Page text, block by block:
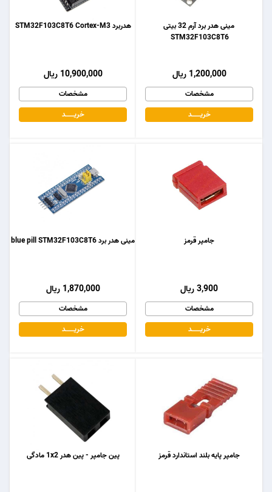
هدربرد STM32F103C8T6 Cortex-M3
10,900,000 ریال
مشخصات
خریـــــــد
مینی هدر برد آرم 32 بیتی
STM32F103C8T6
1,200,000 ریال
مشخصات
خریـــــــد
مینی هدر برد blue pill STM32F103C8T6
1,870,000 ریال
مشخصات
خریـــــــد
جامپر قرمز
3,900 ریال
مشخصات
خریـــــــد
پین جامپر - پین هدر 1x2 مادگی جامپر پایه بلند استاندارد قرمز